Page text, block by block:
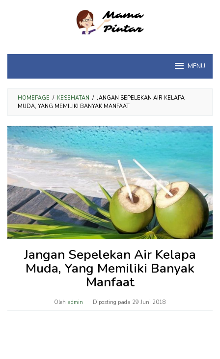
MENU
HOMEPAGE / KESEHATAN / JANGAN SEPELEKAN AIR KELAPA
MUDA, YANG MEMILIKI BANYAK MANFAAT
Jangan Sepelekan Air Kelapa
Muda, Yang Memiliki Banyak
Manfaat
Oleh admin Diposting pada 29 Juni 2018